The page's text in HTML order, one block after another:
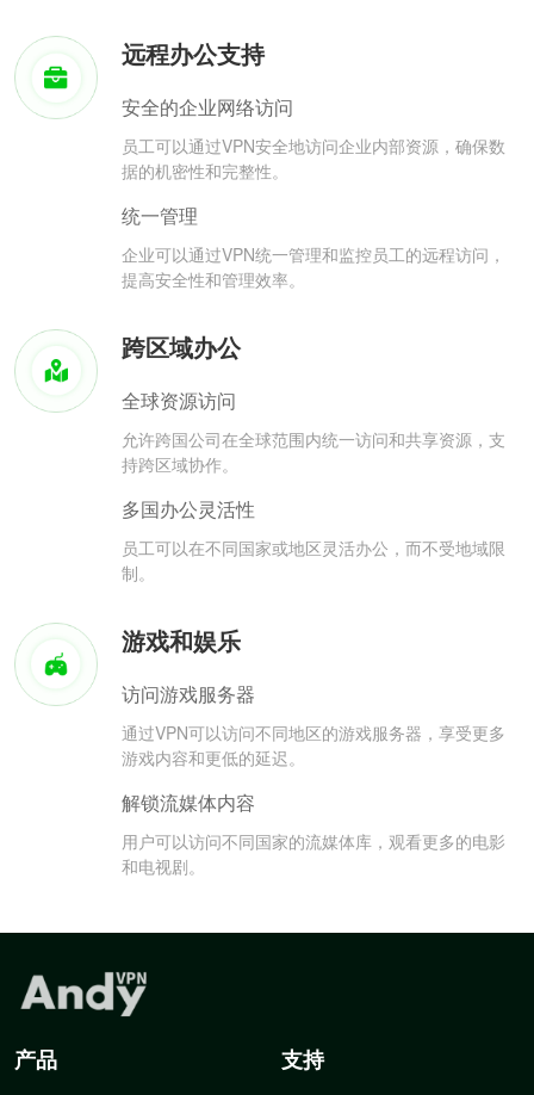
远程办公支持
安全的企业网络访问
员工可以通过VPN安全地访问企业内部资源，确保数
据的机密性和完整性。
统一管理
企业可以通过VPN统一管理和监控员工的远程访问，
提高安全性和管理效率。
跨区域办公
全球资源访问
允许跨国公司在全球范围内统一访问和共享资源，支
持跨区域协作。
多国办公灵活性
员工可以在不同国家或地区灵活办公，而不受地域限
制。
游戏和娱乐
访问游戏服务器
通过VPN可以访问不同地区的游戏服务器，享受更多
游戏内容和更低的延迟。
解锁流媒体内容
用户可以访问不同国家的流媒体库，观看更多的电影
和电视剧。
产品 支持